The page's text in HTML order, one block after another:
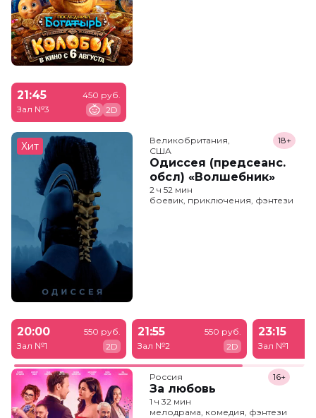
21:45
Зал №3
450 руб.
2D
Хит
Великобритания,
США
Одиссея (предсеанс.
обсл) «Волшебник»
18+
2 ч 52 мин
боевик, приключения, фэнтези
20:00
Зал №1
550 руб.
2D
21:55
Зал №2
550 руб.
2D
23:15
Зал №1
Россия
За любовь
16+
1 ч 32 мин
мелодрама, комедия, фэнтези